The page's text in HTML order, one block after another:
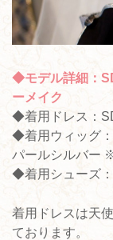
◆モデル詳細：
ーメイク
◆着用ドレス：
◆着用ウィッグ
パールシルバー
◆着用シューズ
着用ドレスは天
ております。